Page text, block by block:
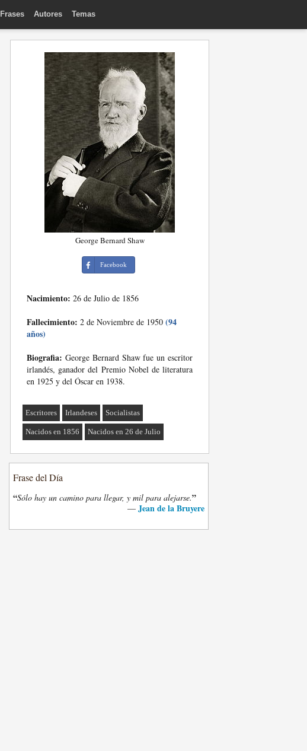
Frases Autores Temas
George Bernard Shaw
Facebook
Nacimiento: 26 de Julio de 1856
Fallecimiento: 2 de Noviembre de 1950 (94
años)
Biografia: George Bernard Shaw fue un escritor
irlandés, ganador del Premio Nobel de literatura
en 1925 y del Óscar en 1938.
Escritores Irlandeses Socialistas
Nacidos en 1856 Nacidos en 26 de Julio
Frase del Día
“Sólo hay un camino para llegar, y mil para alejarse.”
— Jean de la Bruyere